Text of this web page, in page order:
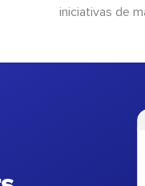
iniciativas de